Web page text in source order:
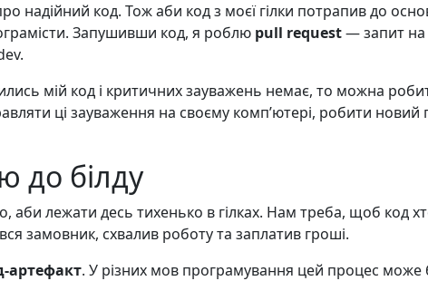
надійний код. Тож аби код з моєї гілки потрапив до
Запушивши код, я роблю pull request— запит на
мій код і критичних зауважень немає, то можна
ці зауваження на своєму компʼютері, робити новий
до білду
аби лежати десь тихенько в гілках. Нам треба, щоб код
замовник, схвалив роботу та заплатив гроші.
артефакт. У різних мов програмування цей процес може